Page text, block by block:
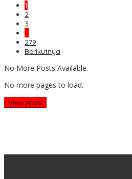
1
2
3
…
279
Berikutnya
No More Posts Available.
No more pages to load.
View More